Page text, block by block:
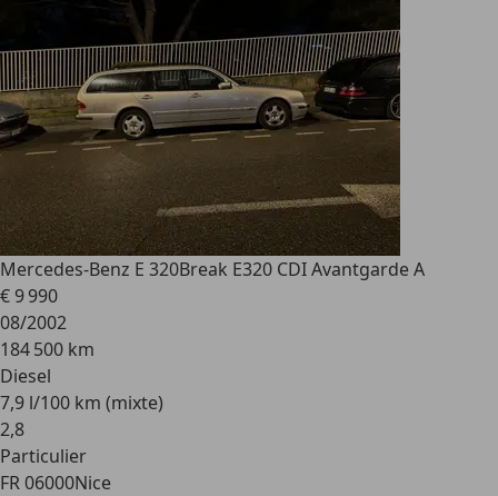
Mercedes-Benz E 320Break E320 CDI Avantgarde A
€ 9 990
08/2002
184 500 km
Diesel
7,9 l/100 km (mixte)
2,8
Particulier
FR 06000Nice